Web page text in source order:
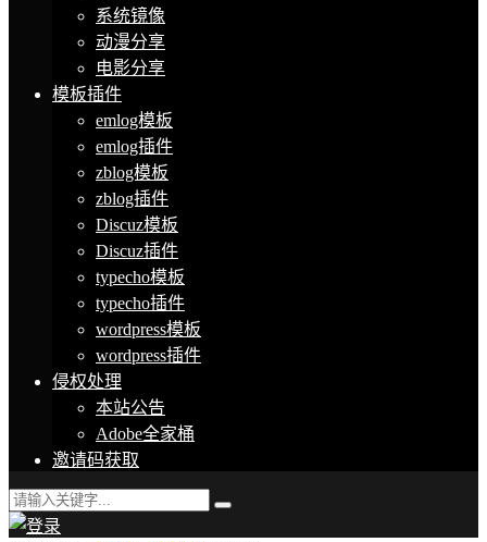
系统镜像
动漫分享
电影分享
模板插件
emlog模板
emlog插件
zblog模板
zblog插件
Discuz模板
Discuz插件
typecho模板
typecho插件
wordpress模板
wordpress插件
侵权处理
本站公告
Adobe全家桶
邀请码获取